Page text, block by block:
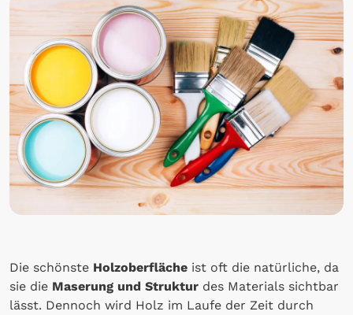
Die schönste Holzoberfläche ist oft die natürliche, da
sie die Maserung und Struktur des Materials sichtbar
lässt. Dennoch wird Holz im Laufe der Zeit durch